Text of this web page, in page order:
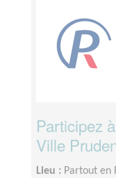
Participez
Ville
Lieu : Partout en